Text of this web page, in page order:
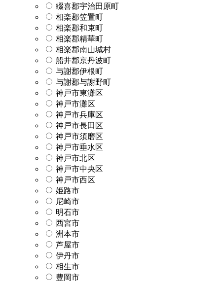
綴喜郡宇治田原町
相楽郡笠置町
相楽郡和束町
相楽郡精華町
相楽郡南山城村
船井郡京丹波町
与謝郡伊根町
与謝郡与謝野町
神戸市東灘区
神戸市灘区
神戸市兵庫区
神戸市長田区
神戸市須磨区
神戸市垂水区
神戸市北区
神戸市中央区
神戸市西区
姫路市
尼崎市
明石市
西宮市
洲本市
芦屋市
伊丹市
相生市
豊岡市